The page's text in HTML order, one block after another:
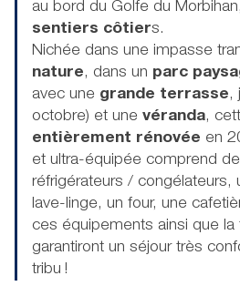
au bord du Golfe du
sentiers côtiers.
Nichée dans une impasse
nature, dans un parc
avec une grande terrasse,
octobre) et une véranda,
entièrement rénovée en
et ultra-équipée comprend
réfrigérateurs / congélateurs,
lave-linge, un four, une
ces équipements ainsi que la
garantiront un séjour très
tribu !